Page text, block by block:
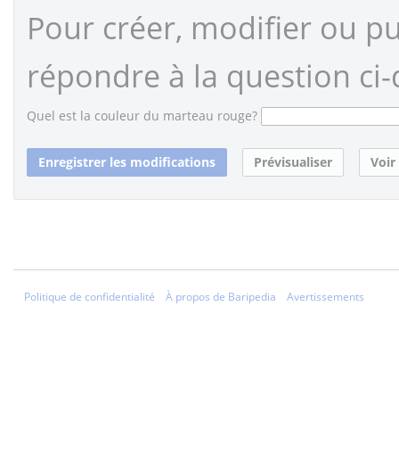
Pour créer, modifier ou
répondre à la question ci-
Quel est la couleur du marteau rouge?
Politique de confidentialité À propos de Baripedia Avertissements